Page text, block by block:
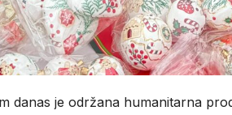
danas je održana humanitarna